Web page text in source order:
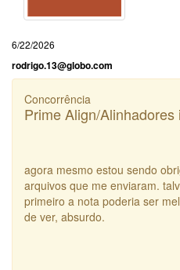
6/22/2026
rodrigo.13@globo.com
Concorrência
Prime Align/
agora mesmo estou sendo
arquivos que me enviaram.
primeiro a nota poderia ser
de ver, absurdo.